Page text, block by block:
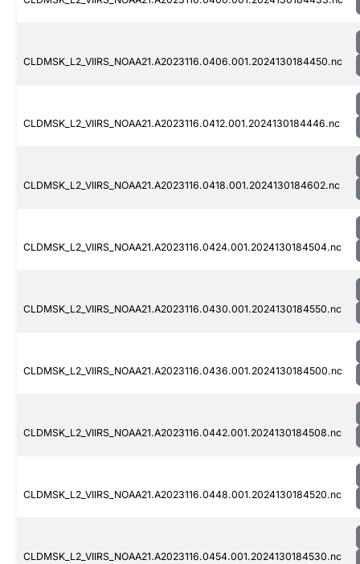
CLDMSK_L2_VIIRS_NOAA21.A2023116.0406.001.2024130184450.nc
CLDMSK_L2_VIIRS_NOAA21.A2023116.0412.001.2024130184446.nc
CLDMSK_L2_VIIRS_NOAA21.A2023116.0418.001.2024130184602.nc
CLDMSK_L2_VIIRS_NOAA21.A2023116.0424.001.2024130184504.nc
CLDMSK_L2_VIIRS_NOAA21.A2023116.0430.001.2024130184550.nc
CLDMSK_L2_VIIRS_NOAA21.A2023116.0436.001.2024130184500.nc
CLDMSK_L2_VIIRS_NOAA21.A2023116.0442.001.2024130184508.nc
CLDMSK_L2_VIIRS_NOAA21.A2023116.0448.001.2024130184520.nc
CLDMSK_L2_VIIRS_NOAA21.A2023116.0454.001.2024130184530.nc